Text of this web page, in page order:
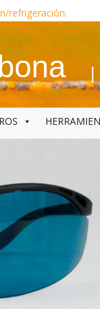
refrigeración.